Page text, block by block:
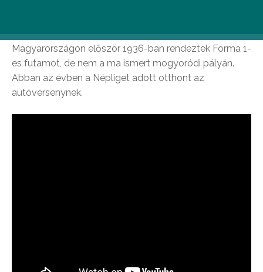
Magyarországon először 1936-ban rendeztek Forma 1-
es futamot, de nem a ma ismert mogyoródi pályán.
Abban az évben a Népliget adott otthont az
autóversenynek.